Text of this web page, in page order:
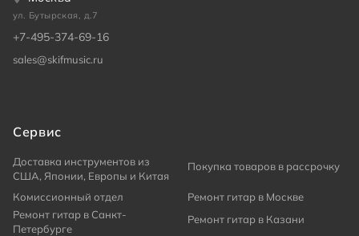
ул. Бутырская, д.7
+7-495-374-69-16
sales@skifmusic.ru
Сервис
Доставка инструментов из
США, Японии, Европы и Китая
Покупка товаров в рассрочку
Комиссионный отдел
Ремонт гитар в Москве
Ремонт гитар в Санкт-
Петербурге
Ремонт гитар в Казани